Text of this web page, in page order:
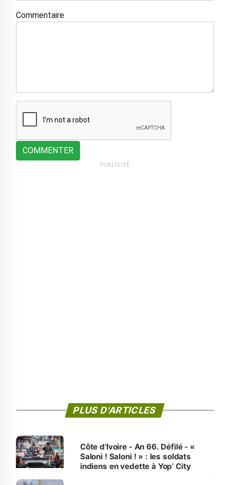
Commentaire
COMMENTER
PUBLICITÉ
PLUS D'ARTICLES
Côte d’Ivoire - An 66. Défilé - «
Saloni ! Saloni ! » : les soldats
indiens en vedette à Yop’ City